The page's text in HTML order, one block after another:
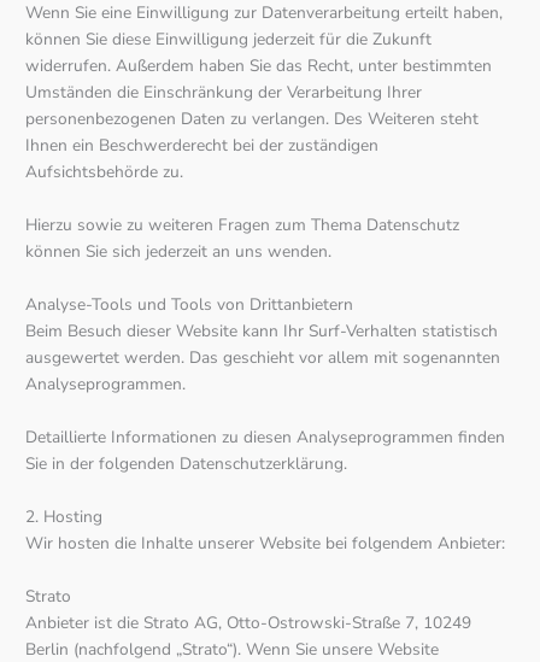
Wenn Sie eine Einwilligung zur Datenverarbeitung erteilt haben,
können Sie diese Einwilligung jederzeit für die Zukunft
widerrufen. Außerdem haben Sie das Recht, unter bestimmten
Umständen die Einschränkung der Verarbeitung Ihrer
personenbezogenen Daten zu verlangen. Des Weiteren steht
Ihnen ein Beschwerderecht bei der zuständigen
Aufsichtsbehörde zu.
Hierzu sowie zu weiteren Fragen zum Thema Datenschutz
können Sie sich jederzeit an uns wenden.
Analyse-Tools und Tools von Dritt­anbietern
Beim Besuch dieser Website kann Ihr Surf-Verhalten statistisch
ausgewertet werden. Das geschieht vor allem mit sogenannten
Analyseprogrammen.
Detaillierte Informationen zu diesen Analyseprogrammen finden
Sie in der folgenden Datenschutzerklärung.
2. Hosting
Wir hosten die Inhalte unserer Website bei folgendem Anbieter:
Strato
Anbieter ist die Strato AG, Otto-Ostrowski-Straße 7, 10249
Berlin (nachfolgend „Strato“). Wenn Sie unsere Website